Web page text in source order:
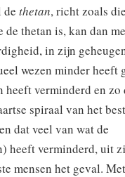
de thetan, richt zoals
thetan is, kan dan
in zijn
wezen minder heeft
verminderd en zo
spiraal van het
dat veel van wat de
heeft verminderd, uit
mensen het geval.